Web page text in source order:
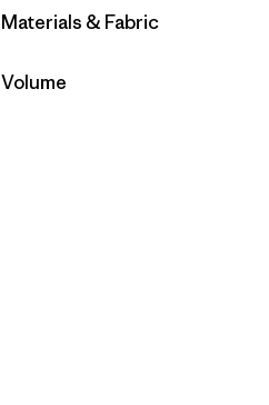
Filtrar por
Materials & Fabric
Filtrar por
Volume